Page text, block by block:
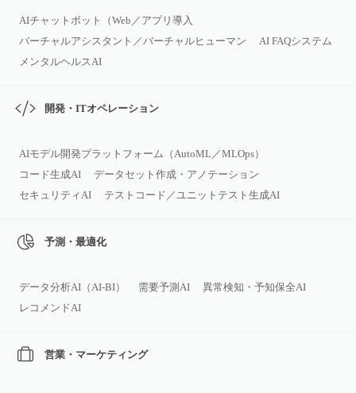
AIチャットボット（Web／アプリ導入
バーチャルアシスタント／バーチャルヒューマン
AI FAQシステム
メンタルヘルスAI
開発・ITオペレーション
AIモデル開発プラットフォーム（AutoML／MLOps）
コード生成AI
データセット作成・アノテーション
セキュリティAI
テストコード／ユニットテスト生成AI
予測・最適化
データ分析AI（AI‑BI） 需要予測AI
異常検知・予知保全AI
レコメンドAI
営業・マーケティング